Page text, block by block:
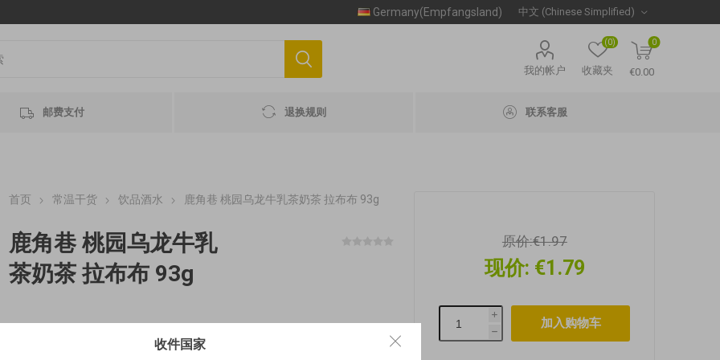
Germany(Empfangsland)
我的帐户 收藏夹
(0) 0
€0.00
邮费支付 退换规则 联系客服
首页 常温干货 饮品酒水 鹿角巷 桃园乌龙牛乳茶奶茶 拉布布 93g
鹿角巷 桃园乌龙牛乳
茶奶茶 拉布布 93g
1.92€/100g MHD 最佳赏味期 2026-12-25
原价:€1.97
现价: €1.79
i
h
收件国家